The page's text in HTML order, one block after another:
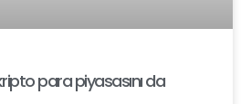
para piyasasını da